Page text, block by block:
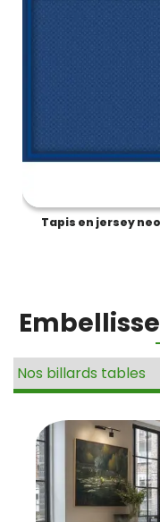
Tapis en jersey